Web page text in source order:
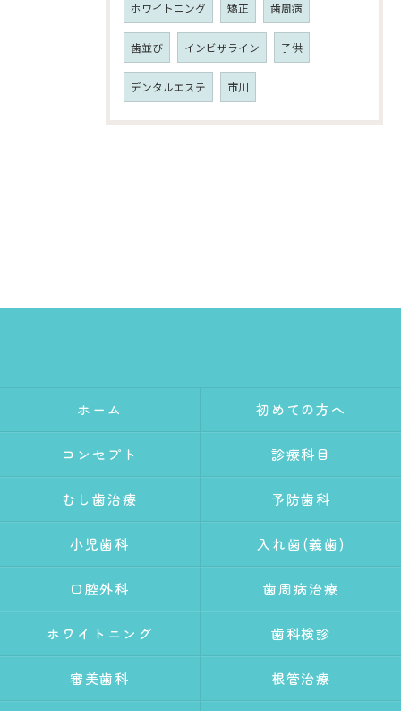
ホワイトニング 矯正 歯周病
歯並び インビザライン 子供
デンタルエステ 市川
ホーム 初めての方へ
コンセプト 診療科目
むし歯治療 予防歯科
小児歯科 入れ歯(義歯)
口腔外科 歯周病治療
ホワイトニング 歯科検診
審美歯科 根管治療